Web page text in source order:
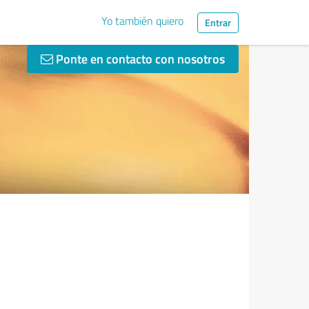
Yo también quiero Entrar
Ponte en contacto con nosotros